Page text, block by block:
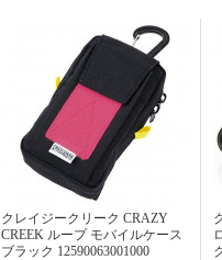
クレイジークリーク CRAZY
CREEK ループ モバイルケース
ブラック 12590063001000